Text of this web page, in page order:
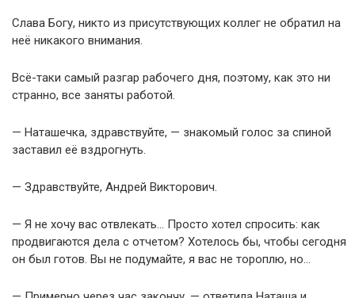
Слава Богу, никто из присутствующих коллег не обратил на
неё никакого внимания.
Всё-таки самый разгар рабочего дня, поэтому, как это ни
странно, все заняты работой.
— Наташечка, здравствуйте, — знакомый голос за спиной
заставил её вздрогнуть.
— Здравствуйте, Андрей Викторович.
— Я не хочу вас отвлекать… Просто хотел спросить: как
продвигаются дела с отчетом? Хотелось бы, чтобы сегодня
он был готов. Вы не подумайте, я вас не тороплю, но…